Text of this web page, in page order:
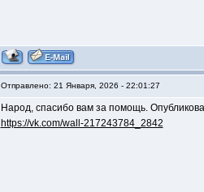
Отправлено: 21 Января, 2026 - 22:01:27
Народ, спасибо вам за помощь.
https://vk.com/wall-217243784_2842